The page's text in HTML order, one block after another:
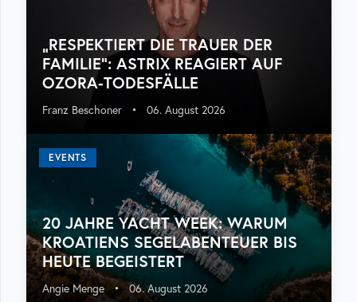
„RESPEKTIERT DIE TRAUER DER
FAMILIE“: ASTRIX REAGIERT AUF
OZORA-TODESFÄLLE
Franz Beschoner • 06. August 2026
EVENTS
20 JAHRE YACHT WEEK: WARUM
KROATIENS SEGELABENTEUER BIS
HEUTE BEGEISTERT
Angie Menge • 06. August 2026